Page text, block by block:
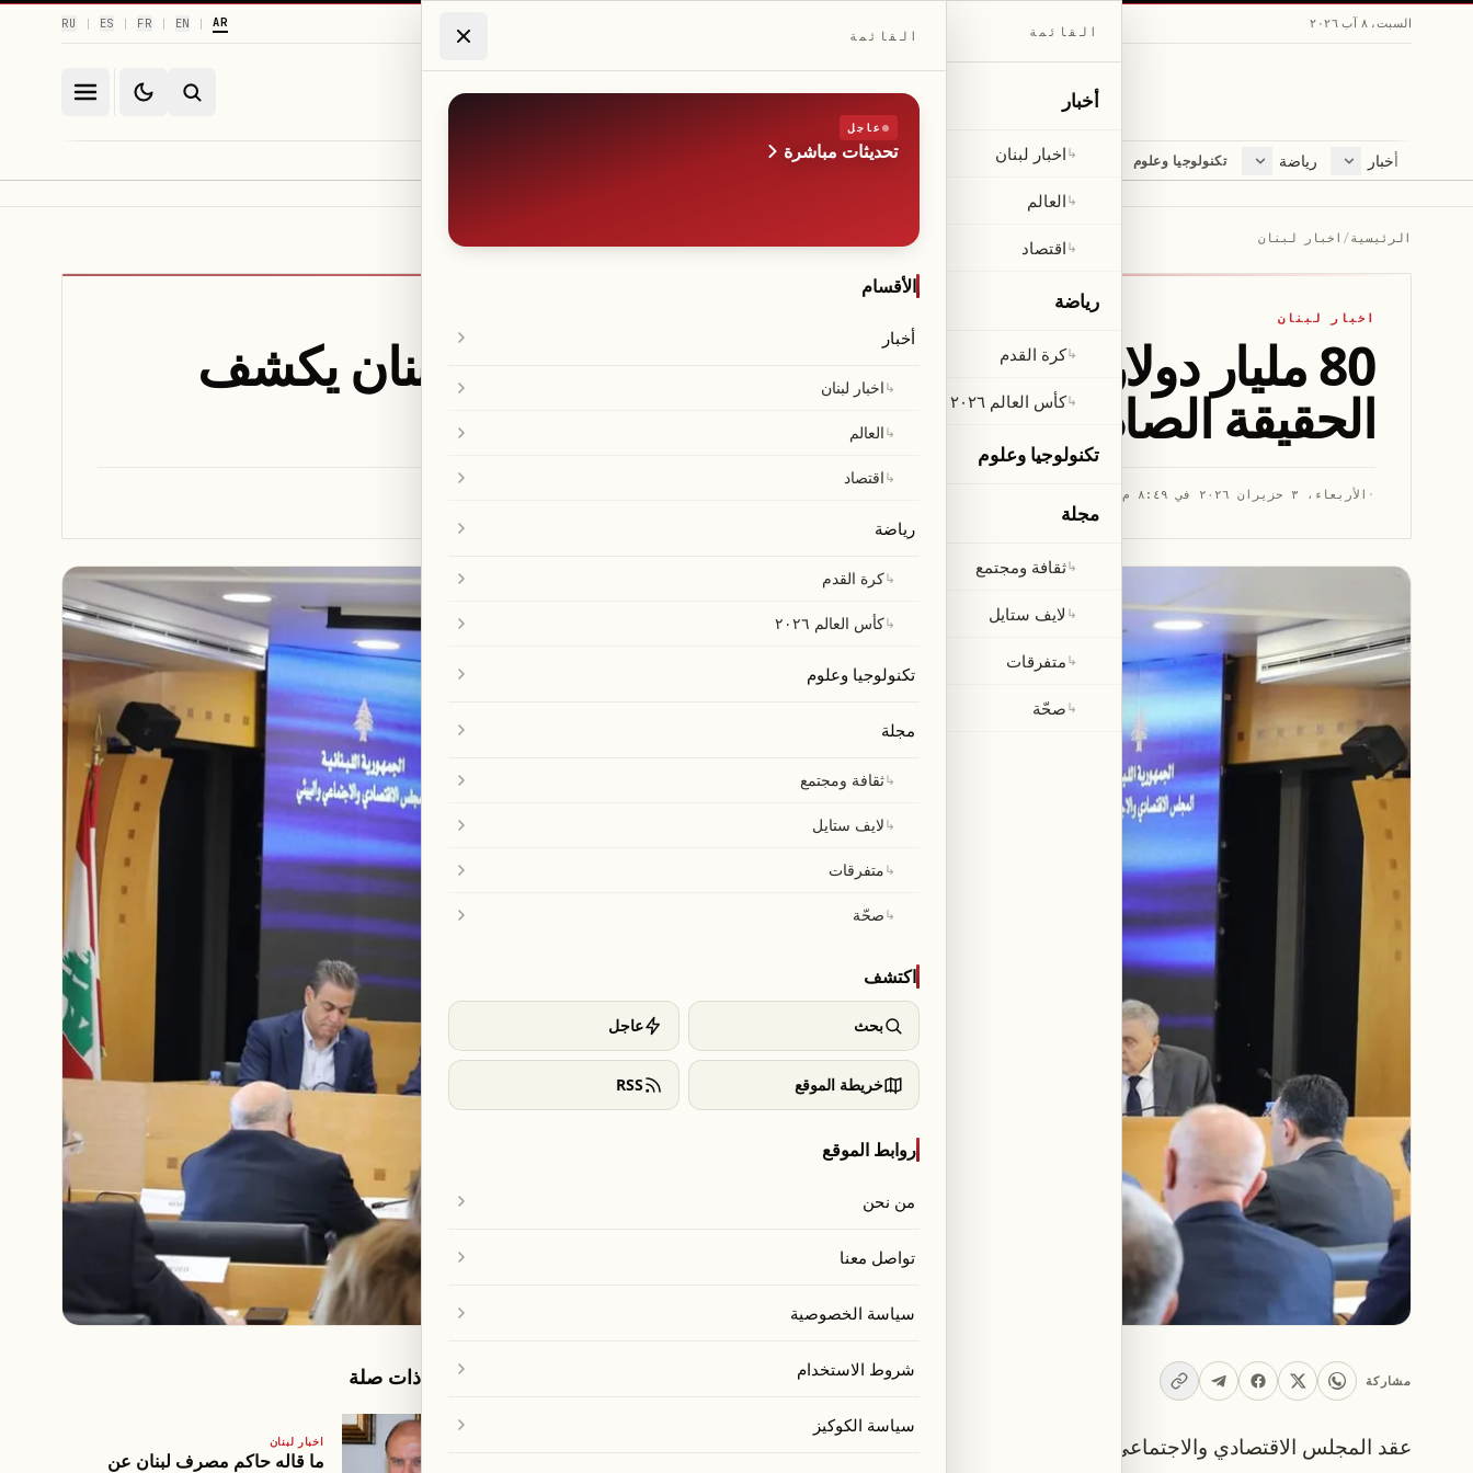
السبت، ٨ آب ٢٠٢٦ AR
|
EN
|
FR
|
ES
|
RU
أخبار
اخبار لبنان
رياضة
كرة القدم
تكنولوجيا وعلوم مجلة
ثقافة ومجتمع
لايف ستايل
الرئيسية/ اخبار لبنان
اخبار لبنان
80 مليار دولار ضائعة في لبنان… حاكم مصرف لبنان يكشف
الحقيقة الصادمة
· الأربعاء، ٣ حزيران ٢٠٢٦ في ٨:٤٩ م
مشاركة
عقد المجلس الاقتصادي والاجتماعي والبيئي لقاءً مع حاكم مصرف لبنان كريم سعيد، حضره النواب: فريد
مقالات ذات صلة
اخبار لبنان
ما قاله حاكم مصرف لبنان عن
القائمة
أخبار
↳اخبار لبنان
↳العالم
↳اقتصاد
رياضة
↳كرة القدم
↳كأس العالم ٢٠٢٦
تكنولوجيا وعلوم
مجلة
↳ثقافة ومجتمع
↳ لايف ستايل
↳متفرقات
↳صحّة
القائمة
عاجل
تحديثات مباشرة
الأقسام
أخبار
↳اخبار لبنان
↳العالم
↳اقتصاد
رياضة
↳كرة القدم
↳كأس العالم ٢٠٢٦
تكنولوجيا وعلوم
مجلة
↳ثقافة ومجتمع
↳لايف ستايل
↳متفرقات
↳صحّة
اكتشف
بحث عاجل
خريطة الموقع RSS
روابط الموقع
من نحن
تواصل معنا
سياسة الخصوصية
شروط الاستخدام
سياسة الكوكيز